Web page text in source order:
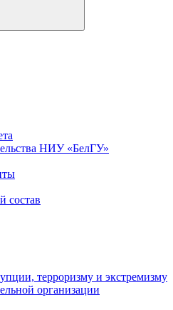
НИУ «БелГУ»
состав
терроризму и экстремизму
организации